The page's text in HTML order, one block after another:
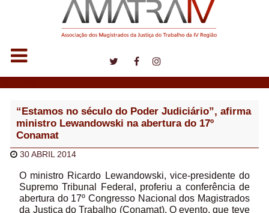
“Estamos no século do Poder Judiciário”, afirma
ministro Lewandowski na abertura do 17º
Conamat
30 ABRIL 2014
O ministro Ricardo Lewandowski, vice-presidente do
Supremo Tribunal Federal, proferiu a conferência de
abertura do 17º Congresso Nacional dos Magistrados
da Justiça do Trabalho (Conamat). O evento, que teve